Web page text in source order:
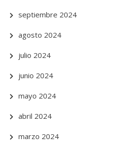
septiembre 2024
agosto 2024
julio 2024
junio 2024
mayo 2024
abril 2024
marzo 2024